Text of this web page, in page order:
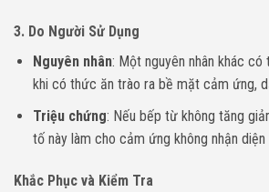
3. Do Người Sử Dụng
Nguyên nhân: Một nguyên nhân khác
khi có thức ăn trào ra bề mặt cảm ứng,
Triệu chứng: Nếu bếp từ không tăng
tố này làm cho cảm ứng không nhận
Khắc Phục và Kiểm Tra